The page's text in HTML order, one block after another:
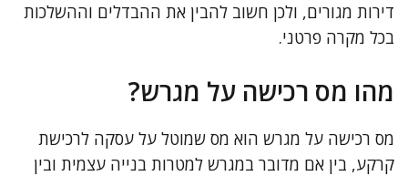
דירות מגורים, ולכן חשוב להבין את ההבדלים וההשלכות
בכל מקרה פרטני.
מהו מס רכישה על מגרש?
מס רכישה על מגרש הוא מס שמוטל על עסקה לרכישת
קרקע, בין אם מדובר במגרש למטרות בנייה עצמית ובין